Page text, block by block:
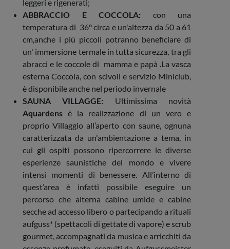
leggeri e rigenerati;
ABBRACCIO E COCCOLA: con una
temperatura di 36° circa e un'altezza da 50 a 61
cm,anche i più piccoli potranno beneficiare di
un' immersione termale in tutta sicurezza, tra gli
abracci e le coccole di mamma e papà .La vasca
esterna Coccola, con scivoli e servizio Miniclub,
è disponibile anche nel periodo invernale
SAUNA VILLAGGE: Ultimissima novità
Aquardens è la realizzazione di un vero e
proprio Villaggio all’aperto con saune, ognuna
caratterizzata da un'ambientazione a tema, in
cui gli ospiti possono ripercorrere le diverse
esperienze saunistiche del mondo e vivere
intensi momenti di benessere. All’interno di
quest’area è infatti possibile eseguire un
percorso che alterna cabine umide e cabine
secche ad accesso libero o partecipando a rituali
aufguss* (spettacoli di gettate di vapore) e scrub
gourmet, accompagnati da musica e arricchiti da